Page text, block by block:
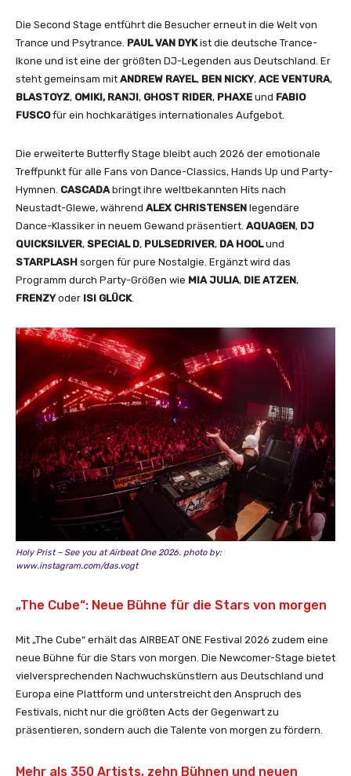
Die Second Stage entführt die Besucher erneut in die Welt von
Trance und Psytrance. PAUL VAN DYK ist die deutsche Trance-
Ikone und ist eine der größten DJ-Legenden aus Deutschland. Er
steht gemeinsam mit ANDREW RAYEL, BEN NICKY, ACE VENTURA,
BLASTOYZ, OMIKI, RANJI, GHOST RIDER, PHAXE und FABIO
FUSCOfür ein hochkarätiges internationales Aufgebot.
Die erweiterte Butterfly Stage bleibt auch 2026 der emotionale
Treffpunkt für alle Fans von Dance-Classics, Hands Up und Party-
Hymnen. CASCADA bringt ihre weltbekannten Hits nach
Neustadt-Glewe, während ALEX CHRISTENSEN legendäre
Dance-Klassiker in neuem Gewand präsentiert. AQUAGEN, DJ
QUICKSILVER, SPECIAL D, PULSEDRIVER, DA HOOLund
STARPLASH sorgen für pure Nostalgie. Ergänzt wird das
Programm durch Party-Größen wie MIA JULIA, DIE ATZEN,
FRENZYoder ISI GLÜCK
Holy Prist – See you at Airbeat One 2026. photo by:
www.instagram.com/das.vogt
„The Cube“: Neue Bühne für die Stars von morgen
Mit „The Cube“ erhält das AIRBEAT ONE Festival 2026 zudem eine
neue Bühne für die Stars von morgen. Die Newcomer-Stage bietet
vielversprechenden Nachwuchskünstlern aus Deutschland und
Europa eine Plattform und unterstreicht den Anspruch des
Festivals, nicht nur die größten Acts der Gegenwart zu
präsentieren, sondern auch die Talente von morgen zu fördern.
Mehr als 350 Artists, zehn Bühnen und neuen